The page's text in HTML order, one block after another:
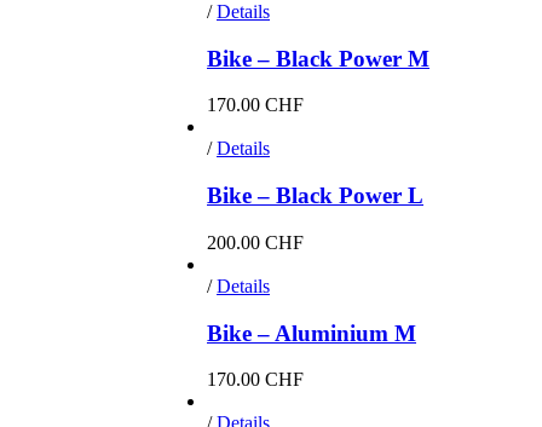
/ Details
Bike – Black Power M
170.00 CHF
/ Details
Bike – Black Power L
200.00 CHF
/ Details
Bike – Aluminium M
170.00 CHF